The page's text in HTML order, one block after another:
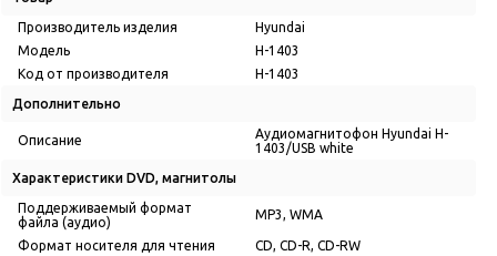
Производитель изделия
Hyundai
Модель
H-1403
Код от производителя
H-1403
Дополнительно
Описание
Аудиомагнитофон Hyundai H-
1403/USB white
Характеристики DVD, магнитолы
Поддерживаемый формат
файла (аудио)
MP3, WMA
Формат носителя для чтения CD, CD-R, CD-RW